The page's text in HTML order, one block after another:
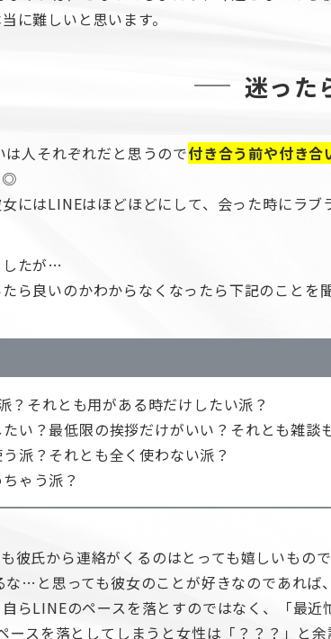
に難しいと思います。
迷った
人それぞれだと思うので付き合う前や付き合
◎
にはLINEはほどほどにして、会った時にラ
したが…
ら良いのかわからなくなったら下記のことを
？それとも用がある時だけしたい派？
い？最低限の挨拶だけがいい？それとも雑談
派？それとも全く使わない派？
ゃう派？
彼氏から連絡がくるのはとっても嬉しいもので
…と思っても彼女のことが好きなのであれば
らLINEのペースを落とすのではなく、「最
ースを落としてしまうと女性は「？？？」と